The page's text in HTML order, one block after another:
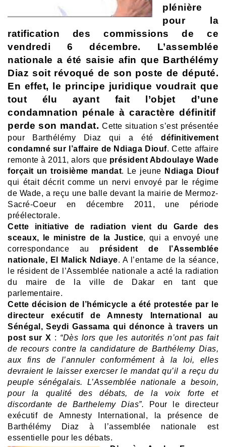
plénière
pour la
ratification des commissions de ce
vendredi 6 décembre. L’assemblée
nationale a été saisie afin que Barthélémy
Diaz soit révoqué de son poste de député.
En effet, le principe juridique voudrait que
tout élu ayant fait l’objet d’une
condamnation pénale à caractère définitif
perde son mandat.Cette situation s’est présentée
pour Barthélémy Diaz qui a été définitivement
condamné sur l’affaire de Ndiaga Diouf. Cette affaire
remonte à 2011, alors que président Abdoulaye Wade
forçait un troisième mandat. Le jeune Ndiaga Diouf
qui était décrit comme un nervi envoyé par le régime
de Wade, a reçu une balle devant la mairie de Mermoz-
Sacré-Coeur en décembre 2011, une période
préélectorale.
Cette initiative de radiation vient du Garde des
sceaux, le ministre de la Justice, qui a envoyé une
correspondance au président de l’Assemblée
nationale, El Malick Ndiaye. A l’entame de la séance,
le résident de l’Assemblée nationale a acté la radiation
du maire de la ville de Dakar en tant que
parlementaire.
Cette décision de l’hémicycle a été protestée par le
directeur exécutif de Amnesty International au
Sénégal, Seydi Gassama qui dénonce à travers un
post sur X : “Dès lors que les autorités n’ont pas fait
de recours contre la candidature de Barthélemy Dias,
aux fins de l’annuler conformément à la loi, elles
devraient le laisser exercser le mandat qu’il a reçu du
peuple sénégalais. L’Assemblée nationale a besoin,
pour la qualité des débats, de la voix forte et
discordante de Barthelemy Dias”.
Pour le directeur
exécutif de Amnesty International, la présence de
Barthélémy Diaz à l’assemblée nationale est
essentielle pour les débats.